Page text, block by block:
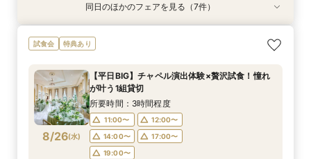
特典あり
8/23(日)
「即決ナシ」予算のリアル大公開！本番コーデ×
人気ドレス優待付
9:00〜
11:00〜
14:30〜
18:00〜
フェアを予約
8/23(日)
【遠方の方◎オンライン相談会】スマホで簡単！
豪華5大特典付き
10:00〜
13:30〜
16:00〜
17:00〜
フェアを予約
特典あり
8/23(日)
＜初めての式場見学＞心躍る花嫁の第一歩♪見積
もり相談＆見学会
9:00〜
11:00〜
14:30〜
18:00〜
フェアを予約
8/23(日)
不安解消★予算安心【シンプル婚・パパママ婚】
お見積りサポート相談会
9:00〜
11:00〜
14:30〜
18:00〜
フェアを予約
8/23(日)
知りたい事だけ！60分でも可能【予算・雰囲
気・ドレスなど】何でも相談会
9:00〜
14:30〜
15:00〜
18:00〜
フェアを予約
特典あり
8/23(日)
【大切な家族！ペットと一緒の結婚式】限定特典
♪ペットと相談会
9:00〜
11:00〜
14:30〜
18:00〜
フェアを予約
特典あり
8/23(日)
【2名〜OK*送迎付きで安心】贅沢試食＆少人数
婚相談会
9:00〜
11:00〜
14:30〜
18:00〜
フェアを予約
同日のほかのフェアを見る（7件）
試食会 特典あり
8/26(水)
【平日BIG】チャペル演出体験×贅沢試食！憧れ
が叶う1組貸切
所要時間：3時間程度
11:00〜
12:00〜
14:00〜
17:00〜
19:00〜